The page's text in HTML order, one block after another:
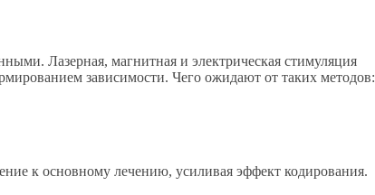
Лазерная, магнитная и электрическая стимуляция
зависимости. Чего ожидают от таких методов:
к основному лечению, усиливая эффект кодирования.